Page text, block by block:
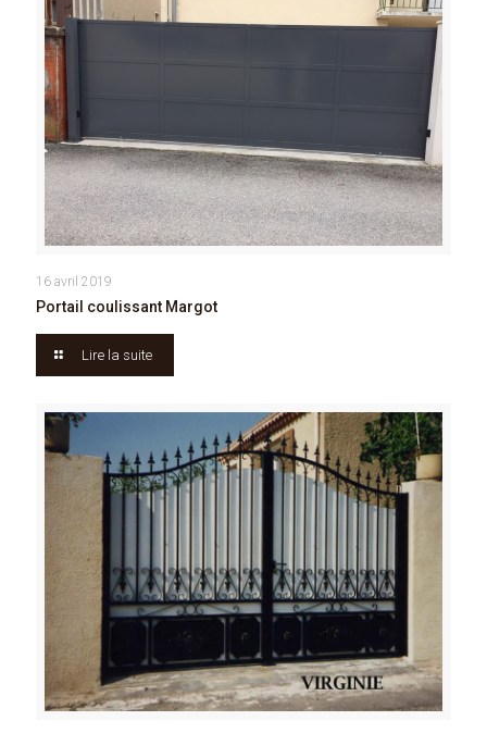
16 avril 2019
Portail coulissant Margot
Lire la suite